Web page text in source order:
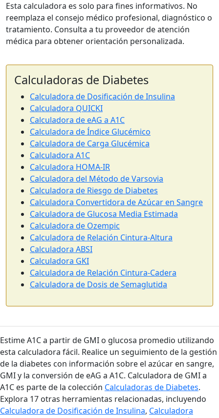
Esta calculadora es solo para fines informativos. No
reemplaza el consejo médico profesional, diagnóstico o
tratamiento. Consulta a tu proveedor de atención
médica para obtener orientación personalizada.
Calculadoras de Diabetes
Calculadora de Dosificación de Insulina
Calculadora QUICKI
Calculadora de eAG a A1C
Calculadora de Índice Glucémico
Calculadora de Carga Glucémica
Calculadora A1C
Calculadora HOMA-IR
Calculadora del Método de Varsovia
Calculadora de Riesgo de Diabetes
Calculadora Convertidora de Azúcar en Sangre
Calculadora de Glucosa Media Estimada
Calculadora de Ozempic
Calculadora de Relación Cintura-Altura
Calculadora ABSI
Calculadora GKI
Calculadora de Relación Cintura-Cadera
Calculadora de Dosis de Semaglutida
Estime A1C a partir de GMI o glucosa promedio utilizando
esta calculadora fácil. Realice un seguimiento de la gestión
de la diabetes con información sobre el azúcar en sangre,
GMI y la conversión de eAG a A1C. Calculadora de GMI a
A1C es parte de la colección Calculadoras de Diabetes.
Explora 17 otras herramientas relacionadas, incluyendo
Calculadora de Dosificación de Insulina, Calculadora